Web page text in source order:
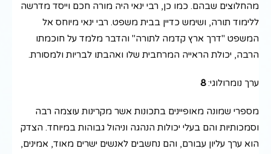
מהחלוצים שבהם. כמו כן, רבי ינאי היה מורה חכם וייסד מדרשה
ללימוד תורה, ושימש כדיין בבית משפט. רבי ינאי מיוחס אל
המשפט "דרך ארץ קדמה לתורה" והדבר מלמד על חוכמתו
הרבה, יכולת הראייה המרחבית שלו ואהבתו לבריות ולמסורת.
ערך נומרולוגי:8
מספרי שמונה מאופיינים בתכונות אשר מקרינות עוצמה רבה
וסמכותיות והם בעלי יכולות הנהגה וניהול גבוהות במיוחד. הצדק
הוא ערך עליון עבורם, והם נחשבים לאנשים ישרים מאוד, אמינים,